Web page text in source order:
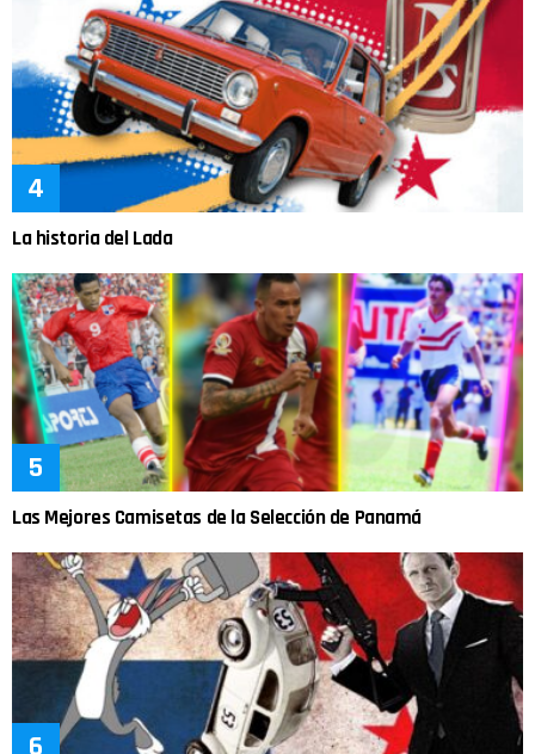
La historia del Lada
Las Mejores Camisetas de la Selección de Panamá